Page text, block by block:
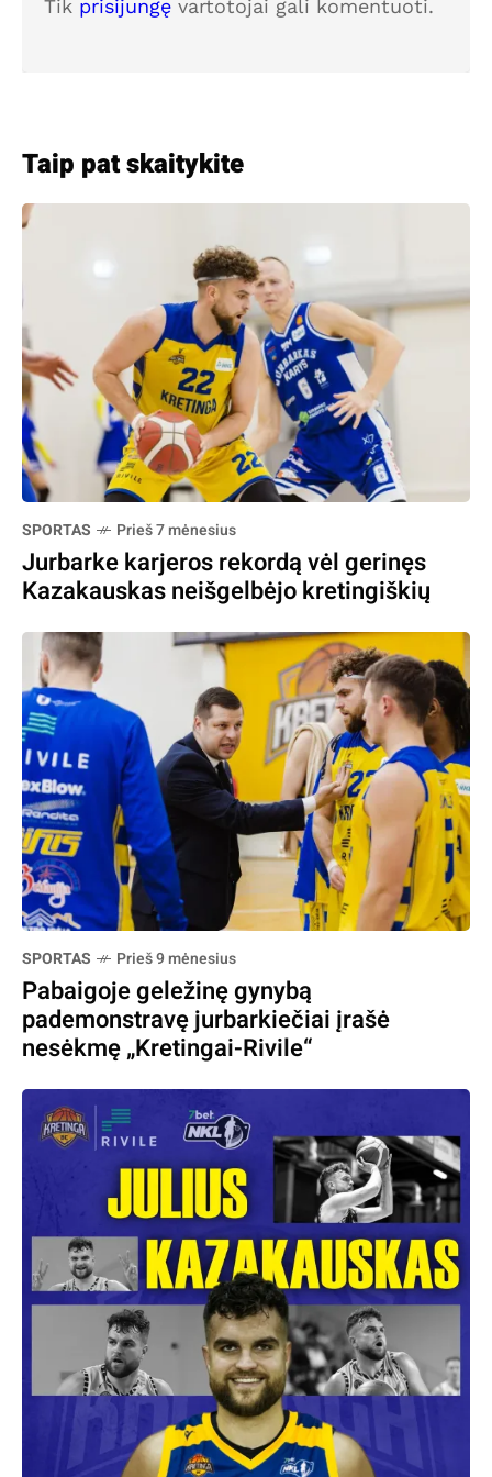
Tik prisijungę vartotojai gali komentuoti.
Taip pat skaitykite
SPORTAS Prieš 7 mėnesius
Jurbarke karjeros rekordą vėl gerinęs
Kazakauskas neišgelbėjo kretingiškių
SPORTAS Prieš 9 mėnesius
Pabaigoje geležinę gynybą
pademonstravę jurbarkiečiai įrašė
nesėkmę „Kretingai-Rivile“